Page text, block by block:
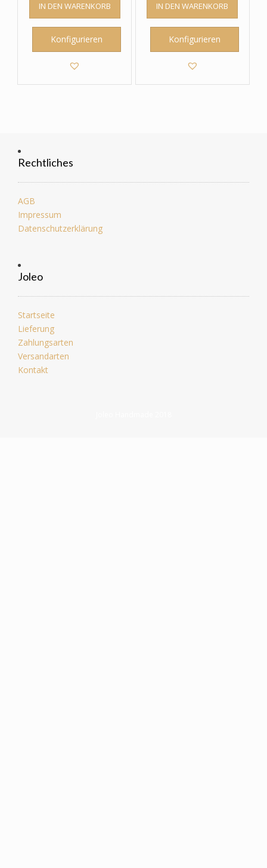
IN DEN WARENKORB
Konfigurieren
IN DEN WARENKORB
Konfigurieren
Rechtliches
AGB
Impressum
Datenschutzerklärung
Joleo
Startseite
Lieferung
Zahlungsarten
Versandarten
Kontakt